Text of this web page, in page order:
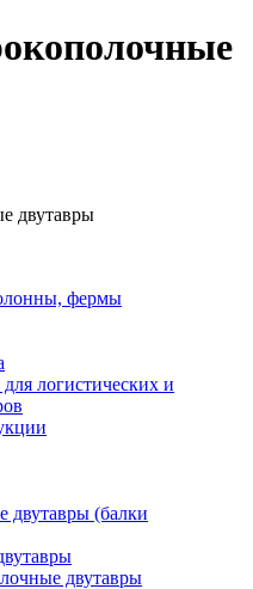
двутавры
фермы
логистических и
двутавры (балки
двутавры